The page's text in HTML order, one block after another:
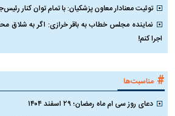
توئیت معنادار معاون پزشکیان: با تمام توان کنار
نماینده مجلس خطاب به باقر خرازی: اگر به شلاق
اجرا کنم!
# مناسبت‌ها
دعای روز سی ام ماه رمضان؛ ۲۹ اسفند ۱۴۰۴